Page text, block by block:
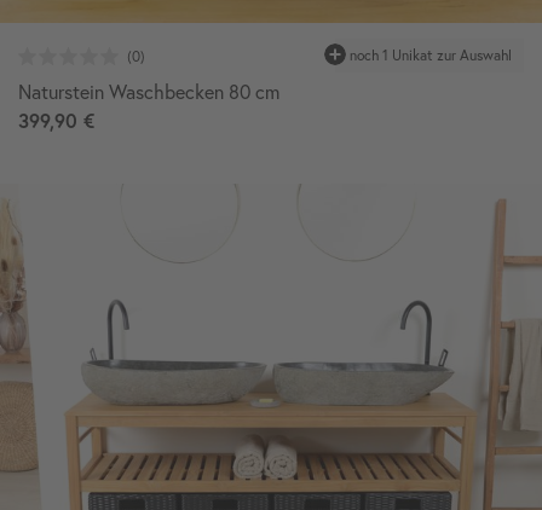
Naturstein Waschbecken 80 cm
399,90 €